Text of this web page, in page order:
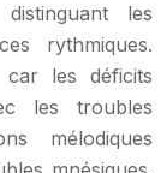
les
rythmiques.
car les déficits
les troubles
mélodiques